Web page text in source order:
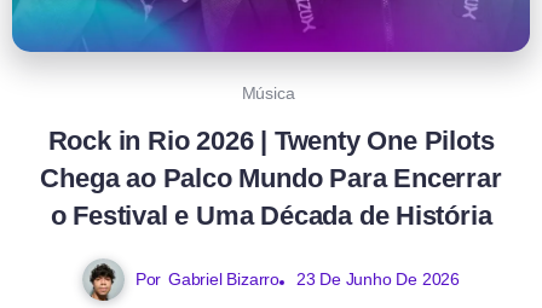
Música
Rock in Rio 2026 | Twenty One Pilots
Chega ao Palco Mundo Para Encerrar
o Festival e Uma Década de História
Por Gabriel Bizarro 23 De Junho De 2026